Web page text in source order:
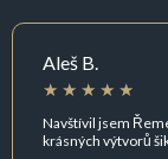
Aleš B.
Navštívil jsem
krásných výtvorů